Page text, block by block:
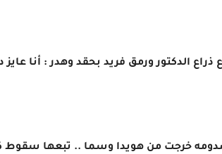
الدكتور ورمق فريد بحقد وهدر : أنا
خرجت من هويدا وسما .. تبعها سقوط